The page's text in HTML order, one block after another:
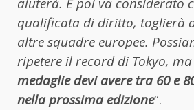
aiuterà. E poi va considerato
qualificata di diritto, toglierà
altre squadre europee.
ripetere il record di Tokyo, ma
medaglie devi avere tra 60 e
nella prossima edizione“.